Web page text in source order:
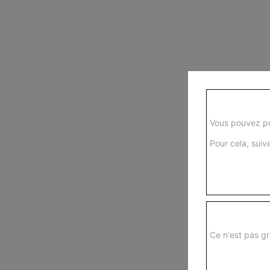
Vous pouvez
Pour cela,
Ce n'est pas